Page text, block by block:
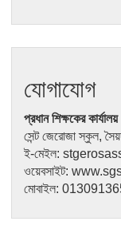
যোগাযোগ
প্রধান শিক্ষকের কার্যালয়
সেন্ট জেরোজা স্কুল,
ই-মেইল:
ওয়েবসাইট:
মোবাইল: